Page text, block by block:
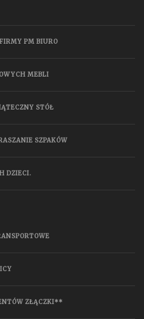
PM BIURO
MEBLI
STÓŁ
SZPAKÓW
DZIECI.
ZŁĄCZKI**